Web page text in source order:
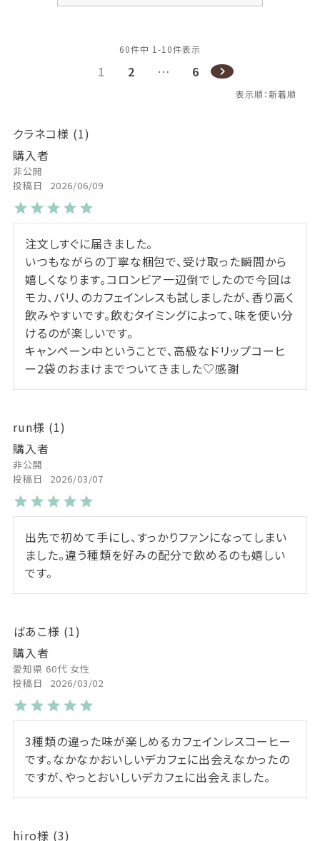
60件中 1 -10件表示
1 2 … 6
クラネコ
1
購入者
非公開
投稿日
2026/06/09
注文しすぐに届きました。
いつもながらの丁寧な梱包で、受け取った瞬間から
嬉しくなります。コロンビア一辺倒でしたので今回は
モカ、バリ、のカフェインレスも試しましたが、香り高く
飲みやすいです。飲むタイミングによって、味を使い分
けるのが楽しいです。
キャンペーン中ということで、高級なドリップコーヒ
ー2袋のおまけまでついてきました♡感謝
run
1
購入者
非公開
投稿日
2026/03/07
出先で初めて手にし、すっかりファンになってしまい
ました。違う種類を好みの配分で飲めるのも嬉しい
です。
ばあこ
1
購入者
愛知県 60代 女性
投稿日
2026/03/02
3種類の違った味が楽しめるカフェインレスコーヒー
です。なかなかおいしいデカフェに出会えなかったの
ですが、やっとおいしいデカフェに出会えました。
hiro
3